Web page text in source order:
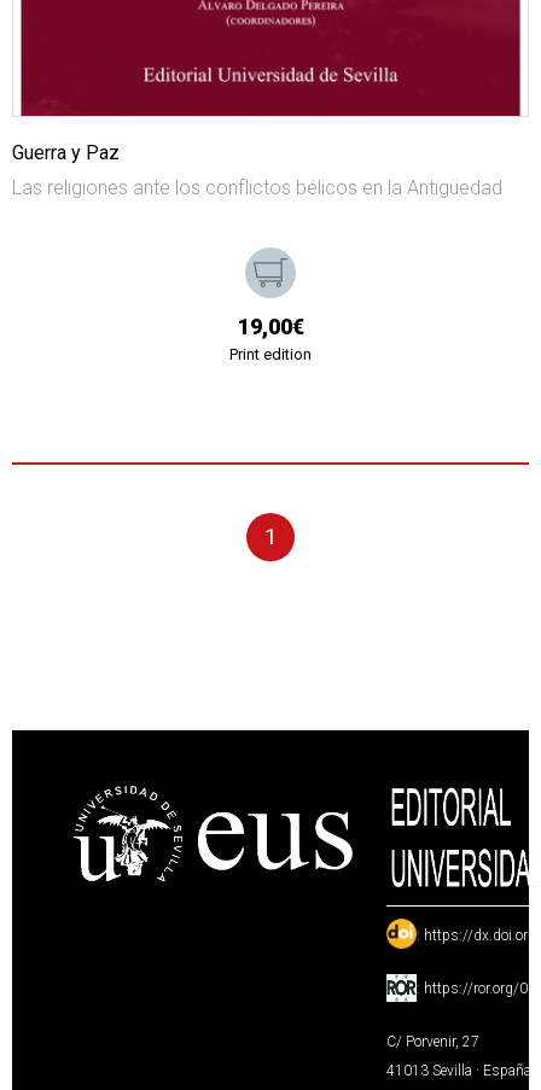
Guerra y Paz
Las religiones ante los conflictos bélicos en la Antigüedad
19,00€
Print edition
1
: https://
: https://ror.org/
C/ Porvenir, 27
41013 Sevilla · España